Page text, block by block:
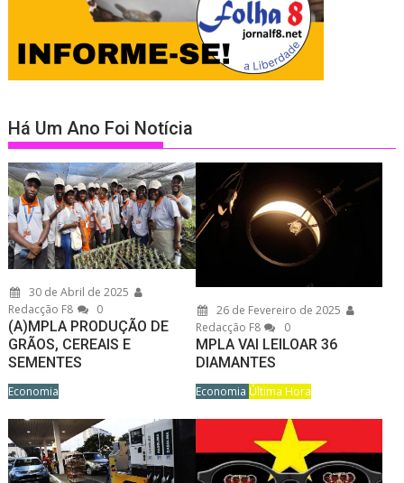
Há Um Ano Foi Notícia
30 de Abril de 2025
Redacção F8
0
(A)MPLA PRODUÇÃO DE
GRÃOS, CEREAIS E
SEMENTES
Economia
26 de Fevereiro de 2025
Redacção F8
0
MPLA VAI LEILOAR 36
DIAMANTES
Economia Última Hora